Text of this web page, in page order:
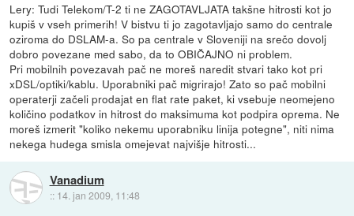
Lery: Tudi Telekom/T-2 ti ne ZAGOTAVLJATA takšne hitrosti kot jo
kupiš v vseh primerih! V bistvu ti jo zagotavljajo samo do centrale
oziroma do DSLAM-a. So pa centrale v Sloveniji na srečo dovolj
dobro povezane med sabo, da to OBIČAJNO ni problem.
Pri mobilnih povezavah pač ne moreš naredit stvari tako kot pri
xDSL/optiki/kablu. Uporabniki pač migrirajo! Zato so pač mobilni
operaterji začeli prodajat en flat rate paket, ki vsebuje neomejeno
količino podatkov in hitrost do maksimuma kot podpira oprema. Ne
moreš izmerit "koliko nekemu uporabniku linija potegne", niti nima
nekega hudega smisla omejevat najvišje hitrosti...
Vanadium
:: 14. jan 2009, 11:48